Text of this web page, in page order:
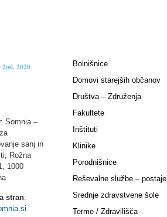
2020
: Somnia –
sanj in
Rožna
1000
stran:
Bolnišnice
Domovi starejših občanov
Društva – Združenja
Fakultete
Inštituti
Klinike
Porodnišnice
Reševalne službe – postaje
Srednje zdravstvene šole
Terme / Zdravilišča